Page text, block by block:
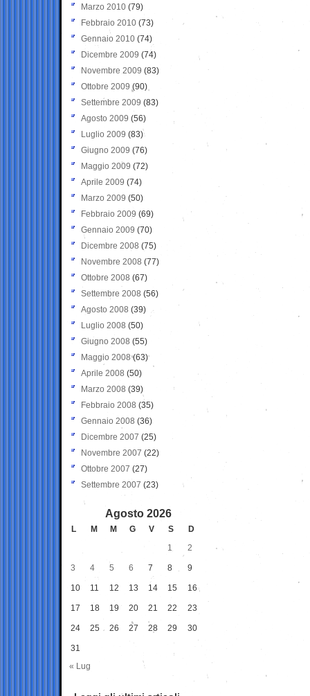
Marzo 2010 (79)
Febbraio 2010 (73)
Gennaio 2010 (74)
Dicembre 2009 (74)
Novembre 2009 (83)
Ottobre 2009 (90)
Settembre 2009 (83)
Agosto 2009 (56)
Luglio 2009 (83)
Giugno 2009 (76)
Maggio 2009 (72)
Aprile 2009 (74)
Marzo 2009 (50)
Febbraio 2009 (69)
Gennaio 2009 (70)
Dicembre 2008 (75)
Novembre 2008 (77)
Ottobre 2008 (67)
Settembre 2008 (56)
Agosto 2008 (39)
Luglio 2008 (50)
Giugno 2008 (55)
Maggio 2008(63)
Aprile 2008 (50)
Marzo 2008 (39)
Febbraio 2008 (35)
Gennaio 2008 (36)
Dicembre 2007 (25)
Novembre 2007 (22)
Ottobre 2007 (27)
Settembre 2007 (23)
Agosto 2026
L M M G V S
D
1
2
3 4 5 6 7 8 9
10 11 12 13 14 15 16
17 18 19 20 21 22 23
24 25 26 27 28 29 30
31
« Lug